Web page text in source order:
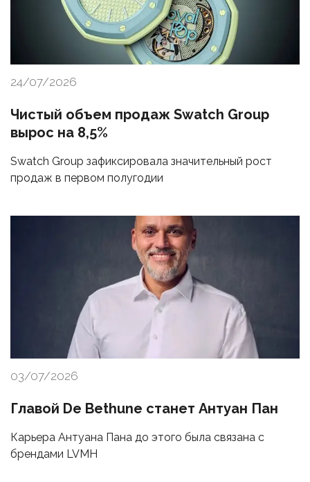
24/07/2026
Чистый объем продаж Swatch Group
вырос на 8,5%
Swatch Group зафиксировала значительный рост
продаж в первом полугодии
03/07/2026
Главой De Bethune станет Антуан Пан
Карьера Антуана Пана до этого была связана с
брендами LVMH